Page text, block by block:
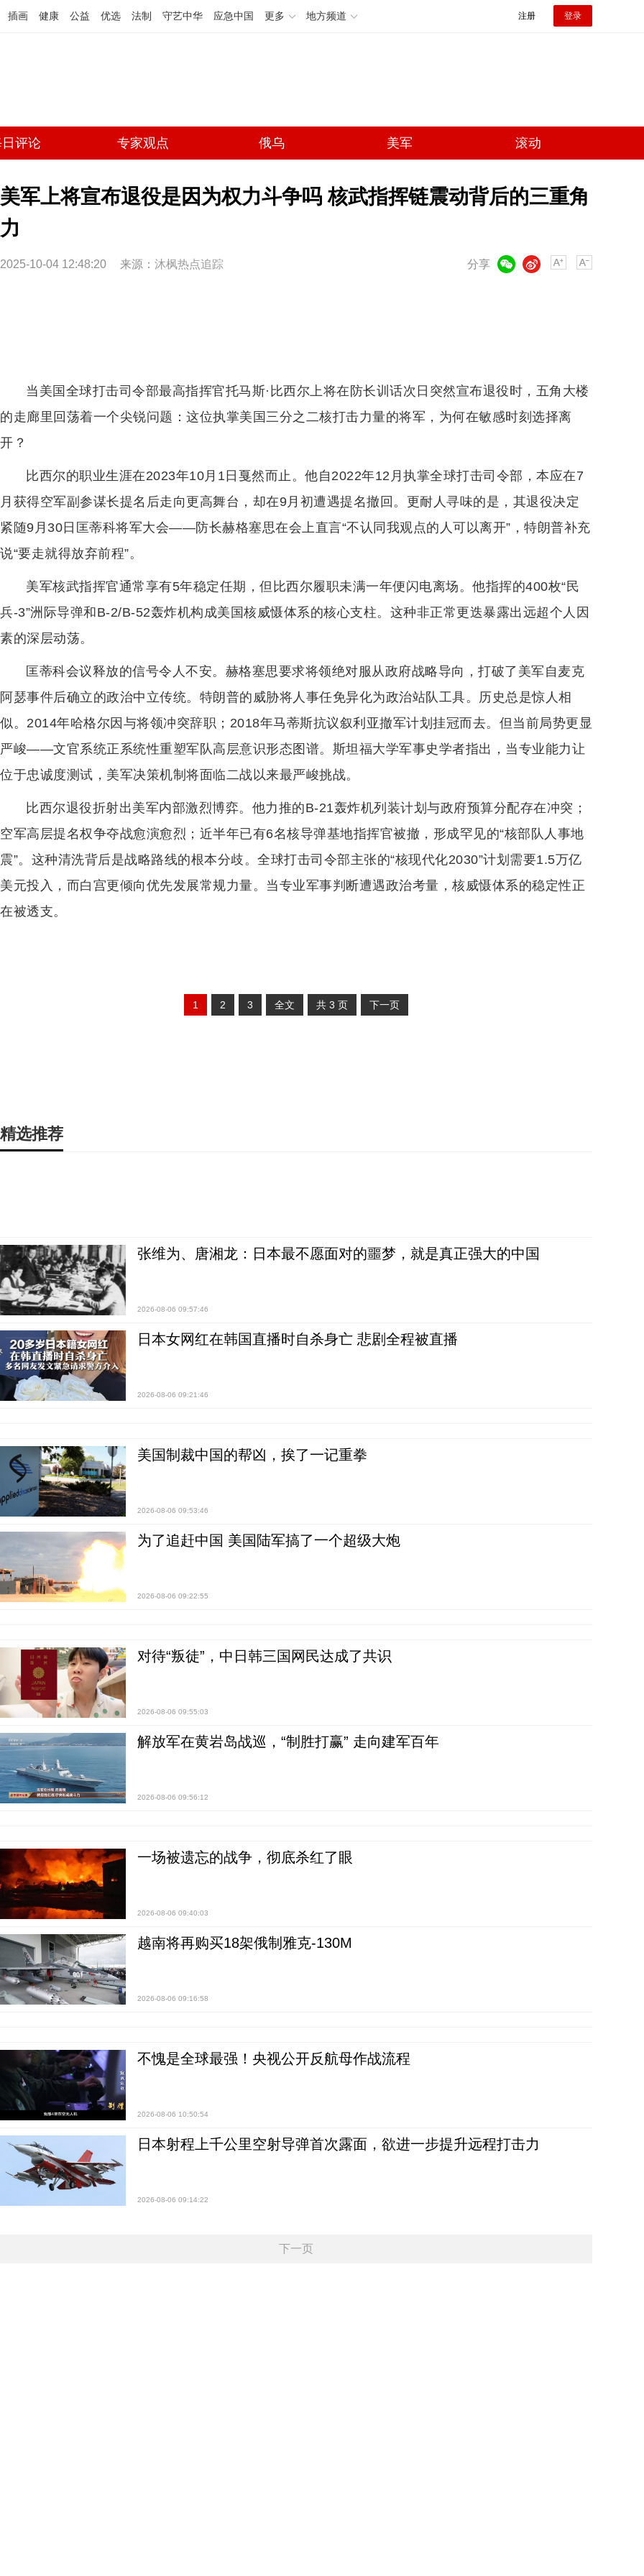
插画 健康 公益 优选 法制 守艺中华 应急中国 更多 地方频道 注册 登录
评论 专家观点 俄乌 美军 滚动
美军上将宣布退役是因为权力斗争吗 核武指挥链震动背后的三重角
力
2025-10-04 12:48:20 来源： 沐枫热点追踪 分享
微博
当美国全球打击司令部最高指挥官托马斯·比西尔上将在防长训话次日突然宣布退役时，五角大楼
的走廊里回荡着一个尖锐问题：这位执掌美国三分之二核打击力量的将军，为何在敏感时刻选择离
开？
比西尔的职业生涯在2023年10月1日戛然而止。他自2022年12月执掌全球打击司令部，本应在7
月获得空军副参谋长提名后走向更高舞台，却在9月初遭遇提名撤回。更耐人寻味的是，其退役决定
紧随9月30日匡蒂科将军大会——防长赫格塞思在会上直言“不认同我观点的人可以离开”，特朗普补充
说“要走就得放弃前程”。
美军核武指挥官通常享有5年稳定任期，但比西尔履职未满一年便闪电离场。他指挥的400枚“民
兵-3”洲际导弹和B-2/B-52轰炸机构成美国核威慑体系的核心支柱。这种非正常更迭暴露出远超个人因
素的深层动荡。
匡蒂科会议释放的信号令人不安。赫格塞思要求将领绝对服从政府战略导向，打破了美军自麦克
阿瑟事件后确立的政治中立传统。特朗普的威胁将人事任免异化为政治站队工具。历史总是惊人相
似。2014年哈格尔因与将领冲突辞职；2018年马蒂斯抗议叙利亚撤军计划挂冠而去。但当前局势更显
严峻——文官系统正系统性重塑军队高层意识形态图谱。斯坦福大学军事史学者指出，当专业能力让
位于忠诚度测试，美军决策机制将面临二战以来最严峻挑战。
比西尔退役折射出美军内部激烈博弈。他力推的B-21轰炸机列装计划与政府预算分配存在冲突；
空军高层提名权争夺战愈演愈烈；近半年已有6名核导弹基地指挥官被撤，形成罕见的“核部队人事地
震”。这种清洗背后是战略路线的根本分歧。全球打击司令部主张的“核现代化2030”计划需要1.5万亿
美元投入，而白宫更倾向优先发展常规力量。当专业军事判断遭遇政治考量，核威慑体系的稳定性正
在被透支。
1 2 3 全文 共 3 页 下一页
精选推荐
张维为、唐湘龙：日本最不愿面对的噩梦，就是真正强大的中国
2026-08-06 09:57:46
日本女网红在韩国直播时自杀身亡 悲剧全程被直播
2026-08-06 09:21:46
美国制裁中国的帮凶，挨了一记重拳
2026-08-06 09:53:46
为了追赶中国 美国陆军搞了一个超级大炮
2026-08-06 09:22:55
对待“叛徒”，中日韩三国网民达成了共识
2026-08-06 09:55:03
解放军在黄岩岛战巡，“制胜打赢” 走向建军百年
2026-08-06 09:56:12
一场被遗忘的战争，彻底杀红了眼
2026-08-06 09:40:03
越南将再购买18架俄制雅克-130M
2026-08-06 09:16:58
不愧是全球最强！央视公开反航母作战流程
2026-08-06 10:50:54
日本射程上千公里空射导弹首次露面，欲进一步提升远程打击力
2026-08-06 09:14:22
下一页